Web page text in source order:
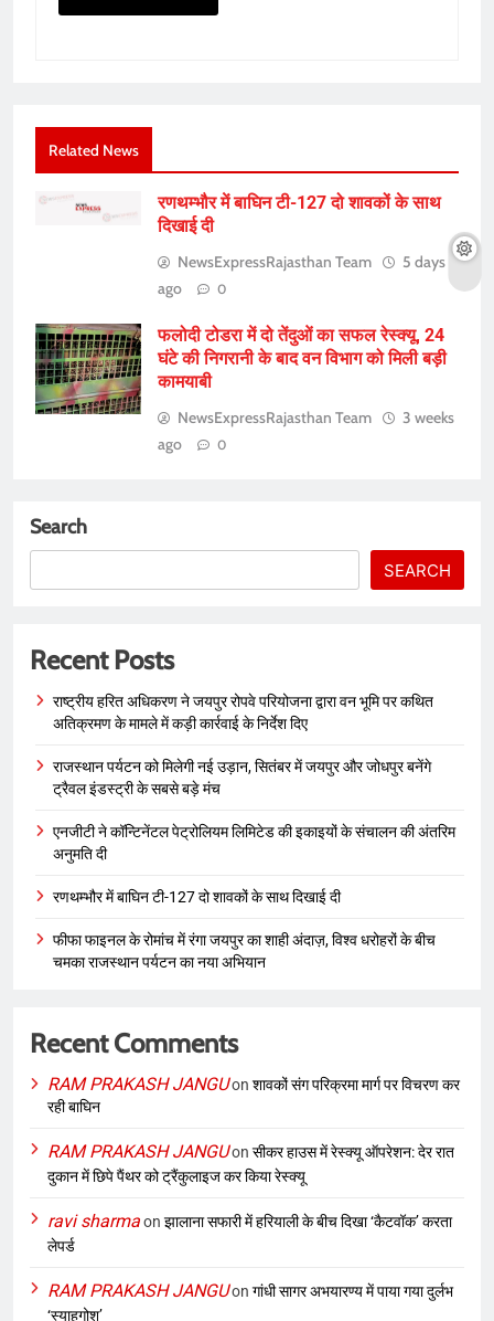
Related News
रणथम्भौर में बाघिन टी-127 दो शावकों के साथ
दिखाई दी
NewsExpressRajasthan Team
5 days
ago
0
फलोदी टोडरा में दो तेंदुओं का सफल रेस्क्यू, 24
घंटे की निगरानी के बाद वन विभाग को मिली बड़ी
कामयाबी
NewsExpressRajasthan Team
3 weeks
ago
0
Search
SEARCH
Recent Posts
राष्ट्रीय हरित अधिकरण ने जयपुर रोपवे परियोजना द्वारा वन भूमि पर कथित
अतिक्रमण के मामले में कड़ी कार्रवाई के निर्देश दिए
राजस्थान पर्यटन को मिलेगी नई उड़ान, सितंबर में जयपुर और जोधपुर बनेंगे
ट्रैवल इंडस्ट्री के सबसे बड़े मंच
एनजीटी ने कॉन्टिनेंटल पेट्रोलियम लिमिटेड की इकाइयों के संचालन की अंतरिम
अनुमति दी
रणथम्भौर में बाघिन टी-127 दो शावकों के साथ दिखाई दी
फीफा फाइनल के रोमांच में रंगा जयपुर का शाही अंदाज़, विश्व धरोहरों के बीच
चमका राजस्थान पर्यटन का नया अभियान
Recent Comments
RAM PRAKASH JANGUon शावकों संग परिक्रमा मार्ग पर विचरण कर
रही बाघिन
RAM PRAKASH JANGUon सीकर हाउस में रेस्क्यू ऑपरेशन: देर रात
दुकान में छिपे पैंथर को ट्रैंकुलाइज कर किया रेस्क्यू
ravi sharmaon झालाना सफारी में हरियाली के बीच दिखा ‘कैटवॉक’ करता
लेपर्ड
RAM PRAKASH JANGUon गांधी सागर अभयारण्य में पाया गया दुर्लभ
‘स्याहगोश’